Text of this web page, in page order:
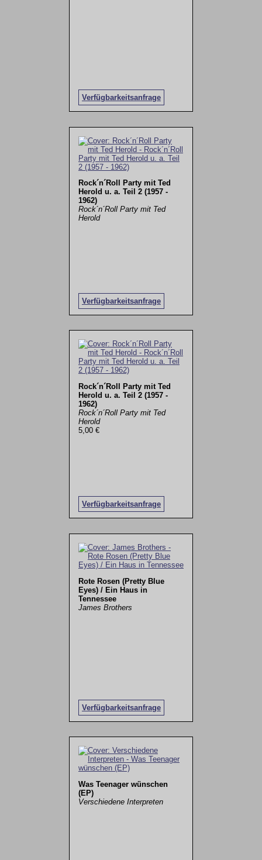
Verfügbarkeitsanfrage
Rock´n´Roll Party mit Ted
Herold u. a. Teil 2 (1957 -
1962)
Rock´n´Roll Party mit Ted
Herold
Verfügbarkeitsanfrage
Rock´n´Roll Party mit Ted
Herold u. a. Teil 2 (1957 -
1962)
Rock´n´Roll Party mit Ted
Herold
5,00 €
Verfügbarkeitsanfrage
Rote Rosen (Pretty Blue
Eyes) / Ein Haus in
Tennessee
James Brothers
Verfügbarkeitsanfrage
Was Teenager wünschen
(EP)
Verschiedene Interpreten